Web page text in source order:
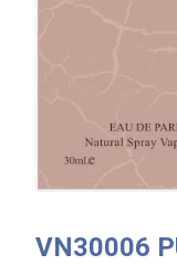
VN30006